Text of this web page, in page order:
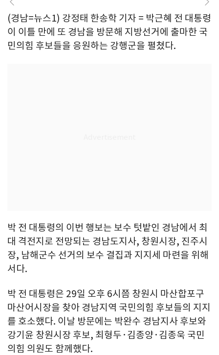
(경남=뉴스1) 강정태 한송학 기자 = 박근혜 전 대통령
이 이틀 만에 또 경남을 방문해 지방선거에 출마한 국
민의힘 후보들을 응원하는 강행군을 펼쳤다.
박 전 대통령의 이번 행보는 보수 텃밭인 경남에서 최
대 격전지로 전망되는 경남도지사, 창원시장, 진주시
장, 남해군수 선거의 보수 결집과 지지세 마련을 위해
서다.
박 전 대통령은 29일 오후 6시쯤 창원시 마산합포구
마산어시장을 찾아 경남지역 국민의힘 후보들의 지지
를 호소했다. 이날 방문에는 박완수 경남지사 후보와
강기윤 창원시장 후보, 최형두·김종양·김종욱 국민
의힘 의원도 함께했다.